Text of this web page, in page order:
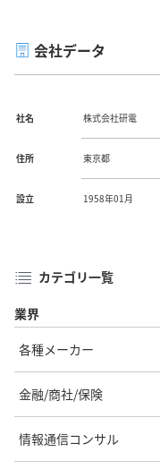
会社データ
社名 株式会社研電
住所 東京都
設立 1958年01月
カテゴリ一覧
業界
各種メーカー
金融/商社/保険
情報通信コンサル